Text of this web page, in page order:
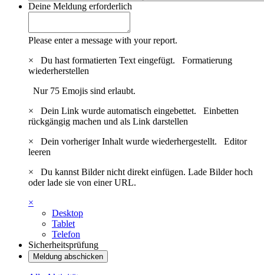
Deine Meldung erforderlich
Please enter a message with your report.
×
Du hast formatierten Text eingefügt. Formatierung
wiederherstellen
Nur 75 Emojis sind erlaubt.
×
Dein Link wurde automatisch eingebettet. Einbetten
rückgängig machen und als Link darstellen
×
Dein vorheriger Inhalt wurde wiederhergestellt. Editor
leeren
×
Du kannst Bilder nicht direkt einfügen. Lade Bilder hoch
oder lade sie von einer URL.
×
Desktop
Tablet
Telefon
Sicherheitsprüfung
Meldung abschicken